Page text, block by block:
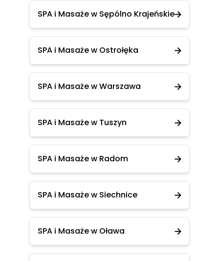
SPA i Masaże w Sępólno Krajeńskie
SPA i Masaże w Ostrołęka
SPA i Masaże w Warszawa
SPA i Masaże w Tuszyn
SPA i Masaże w Radom
SPA i Masaże w Siechnice
SPA i Masaże w Oława